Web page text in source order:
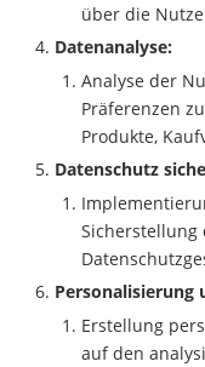
über die
Datenanalyse:
Analyse der
Präferenzen
Produkte,
Datenschutz
Sicherstellung
Personalisierung
Erstellung
auf den